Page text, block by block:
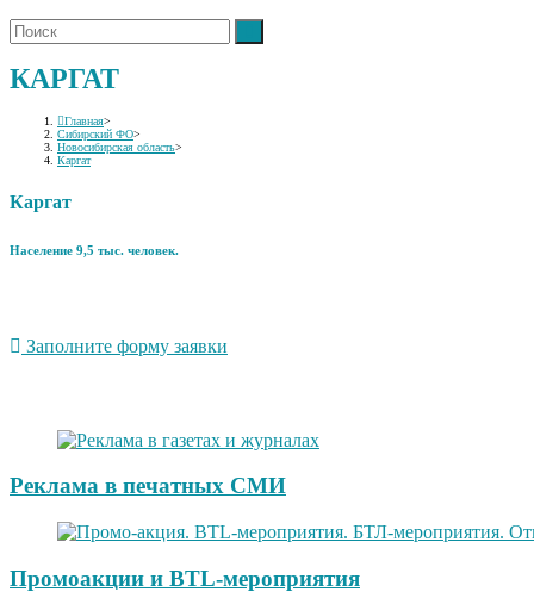
КАРГАТ
Главная>
Сибирский ФО>
Новосибирская область>
Каргат
Каргат
Население 9,5 тыс. человек.
Заполните форму заявки
Реклама в печатных СМИ
Промоакции и BTL-мероприятия